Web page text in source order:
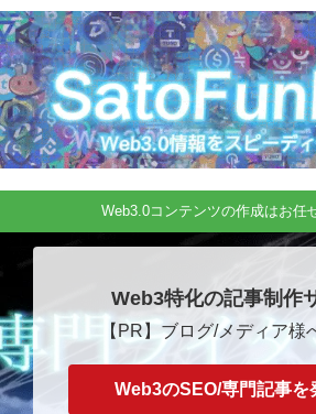
Web3.0コンテンツの作成はお任
Web3特化の記事制作
【PR】ブログ/メディア様
Web3のSEO/専門記事を